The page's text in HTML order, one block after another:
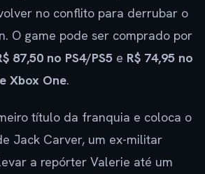
no conflito para derrubar o
O game pode ser comprado por
87,50 no PS4/PS5 e R$ 74,95 no
Xbox One.
título da franquia e coloca o
Jack Carver, um ex-militar
a repórter Valerie até um